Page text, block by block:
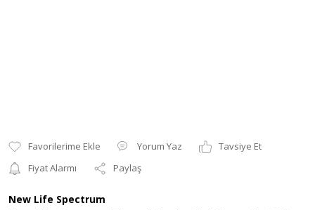
Yorum Yaz
Tavsiye Et
Fiyat Alarmı
Paylaş
New Life Spectrum